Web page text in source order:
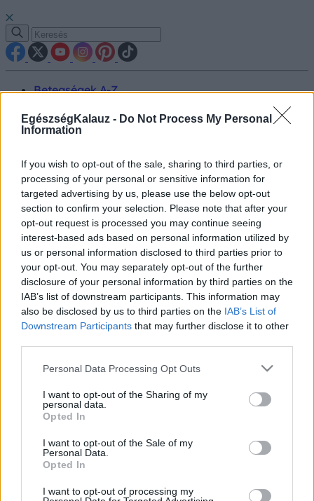
EgészségKalauz - Do Not Process My Personal
Information
If you wish to opt-out of the sale, sharing to third parties, or
processing of your personal or sensitive information for
targeted advertising by us, please use the below opt-out
section to confirm your selection. Please note that after your
opt-out request is processed you may continue seeing
interest-based ads based on personal information utilized by
us or personal information disclosed to third parties prior to
your opt-out. You may separately opt-out of the further
disclosure of your personal information by third parties on the
IAB’s list of downstream participants. This information may
also be disclosed by us to third parties on the IAB’s List of
Downstream Participants that may further disclose it to other
Please note that this website/app uses one or more Google
not limited to your visit or usage behaviour. You may click to
grant or deny consent to Google and its third-party tags to
use your data for below specified purposes in below Google
consent section.
Personal Data Processing Opt Outs
I want to opt-out of the Sharing of my
personal data.
Opted In
I want to opt-out of the Sale of my
Personal Data.
Opted In
I want to opt-out of processing my
Betegségek A-Z
Vizsgálat
Kezelés
Kutatás
Prevenció
Hírek
Videók
Kisállatok egészsége
#allergia#influenza#cukorbetegség
#orvosmeteorológia
#vérnyomás #stroke #rákbetegség
#pajzsmirigy #reflux #ekcéma
#herpesz
Regisztráció
Meteorológia
Meteorológia